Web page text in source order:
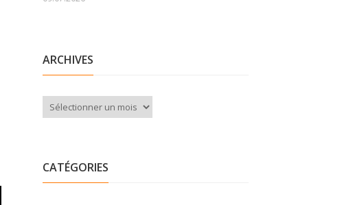
ARCHIVES
Archives
CATÉGORIES